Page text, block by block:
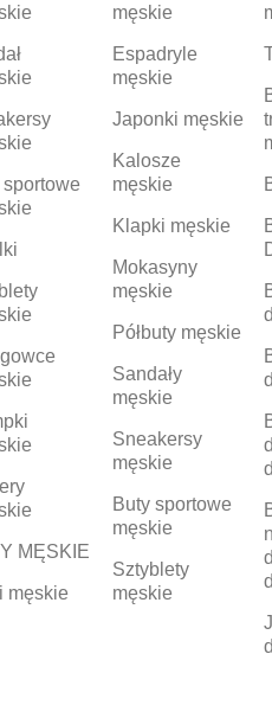
sportowe
MĘSKIE
męskie
męskie
Espadryle
męskie
Japonki męskie
Kalosze
męskie
Klapki męskie
Mokasyny
męskie
Półbuty męskie
Sandały
męskie
Sneakersy
męskie
Buty sportowe
męskie
Sztyblety
męskie